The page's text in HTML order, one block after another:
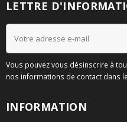
LETTRE
Vous pouvez vous désinscrire à
nos informations de contact dans
INFORMATION